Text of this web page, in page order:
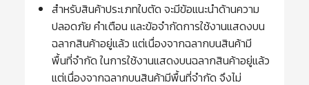
สำหรับสินค้าประเภทใบตัด จะมีข้อแนะนำด้านความ
ปลอดภัย คำเตือน และข้อจำกัดการใช้งานแสดงบน
ฉลากสินค้าอยู่แล้ว แต่เนื่องจากฉลากบนสินค้ามี
พื้นที่จำกัด ในการใช้งานแสดงบนฉลากสินค้าอยู่แล้ว
แต่เนื่องจากฉลากบนสินค้ามีพื้นที่จำกัด จึงไม่